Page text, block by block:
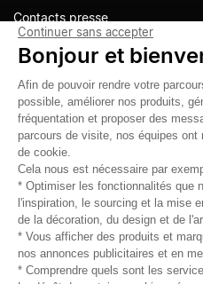
Contacts presse
Continuer sans accepter
Bonjour et
Afin de pouvoir rendre votre
possible, améliorer nos produits,
fréquentation et proposer des
parcours de visite, nos équipes
de cookie.
Cela nous est nécessaire par
* Optimiser les fonctionnalités que
l'inspiration, le sourcing et la mise
de la décoration, du design et de
* Vous afficher des produits et
nos annonces publicitaires et en
* Comprendre quels sont les